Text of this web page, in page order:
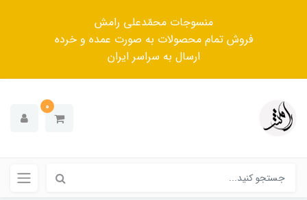
منسوجات محمّدعلی رامش
فروش تمام محصولات به صورت عمده و خرده
ارسال به سراسر ایران
0